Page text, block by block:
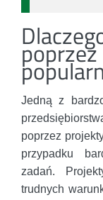
Jedną z
poprzez
przypadku
zadań.
trudnych